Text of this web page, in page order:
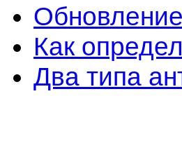
Как
Два типа